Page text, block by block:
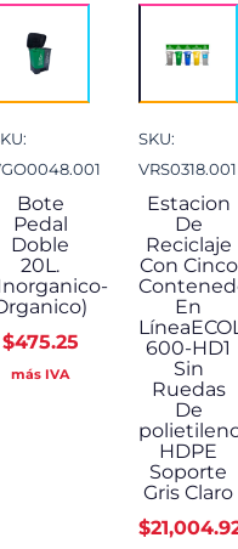
Bote
Pedal
Doble
20L.
$475.25
más IVA
SKU:
VRS0318.001
Estacion
De
Reciclaje
Con Cinco
En
600-HD1
Sin
Ruedas
De
HDPE
Soporte
Gris Claro
$